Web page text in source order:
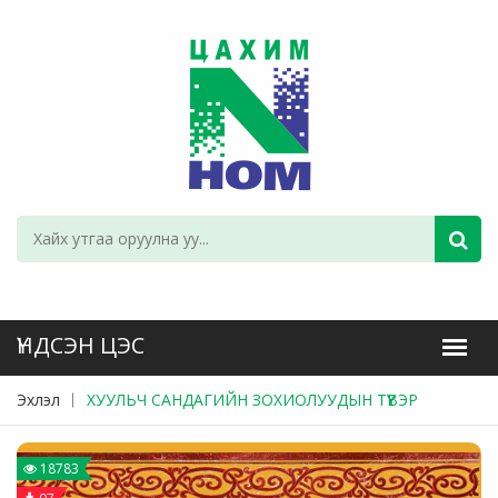
Эхлэл ХУУЛЬЧ САНДАГИЙН ЗОХИОЛУУДЫН ТҮҮВЭР
18783